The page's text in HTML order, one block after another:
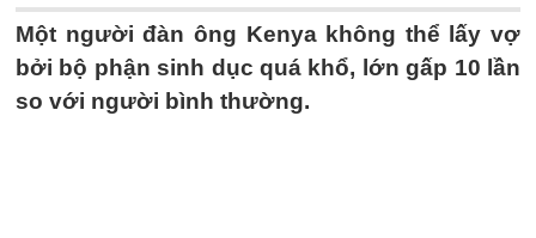
Một người đàn ông Kenya không thể lấy vợ
bởi bộ phận sinh dục quá khổ, lớn gấp 10 lần
so với người bình thường.